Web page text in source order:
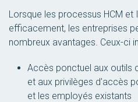
Lorsque les processus HCM et
efficacement, les entreprises
nombreux avantages. Ceux-ci
Accès ponctuel aux outils
et aux privilèges d'accès
et les employés existants